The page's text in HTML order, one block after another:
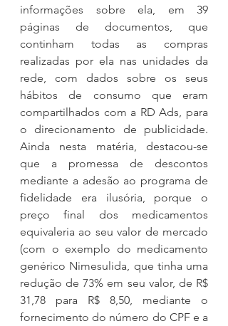
informações sobre ela, em 39
páginas de documentos, que
continham todas as compras
realizadas por ela nas unidades da
rede, com dados sobre os seus
hábitos de consumo que eram
compartilhados com a RD Ads, para
o direcionamento de publicidade.
Ainda nesta matéria, destacou-se
que a promessa de descontos
mediante a adesão ao programa de
fidelidade era ilusória, porque o
preço final dos medicamentos
equivaleria ao seu valor de mercado
(com o exemplo do medicamento
genérico Nimesulida, que tinha uma
redução de 73% em seu valor, de R$
31,78 para R$ 8,50, mediante o
fornecimento do número do CPF e a